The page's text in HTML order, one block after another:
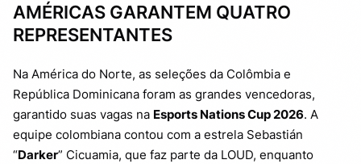
AMÉRICAS GARANTEM QUATRO
REPRESENTANTES
Na América do Norte, as seleções da Colômbia e
República Dominicana foram as grandes vencedoras,
garantido suas vagas na Esports Nations Cup 2026. A
equipe colombiana contou com a estrela Sebastián
“Darker” Cicuamia, que faz parte da LOUD, enquanto